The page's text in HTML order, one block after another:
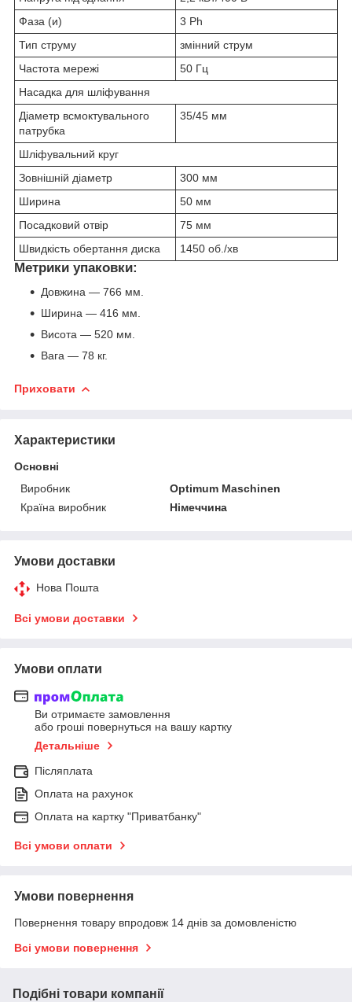
Фаза (и)
3 Ph
Тип струму
змінний струм
Частота мережі
50 Гц
Насадка для шліфування
Діаметр всмоктувального
патрубка
35/45 мм
Шліфувальний круг
Зовнішній діаметр
300 мм
Ширина
50 мм
Посадковий отвір
75 мм
Швидкість обертання диска
1450 об./хв
Метрики упаковки:
Довжина — 766 мм.
Ширина — 416 мм.
Висота — 520 мм.
Вага — 78 кг.
Приховати
Характеристики
Основні
Виробник
Optimum Maschinen
Країна виробник
Німеччина
Умови доставки
Нова Пошта
Всі умови доставки
Умови оплати
Ви отримаєте замовлення
або гроші повернуться на вашу картку
Детальніше
Післяплата
Оплата на рахунок
Оплата на картку "Приватбанку"
Всі умови оплати
Умови повернення
Повернення товару впродовж 14 днів за домовленістю
Всі умови повернення
Подібні товари компанії